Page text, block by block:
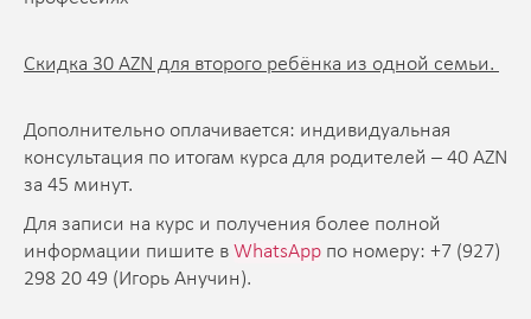
Скидка 30 AZN для второго ребёнка из одной семьи.
Дополнительно оплачивается: индивидуальная
консультация по итогам курса для родителей – 40 AZN
за 45 минут.
Для записи на курс и получения более полной
информации пишите в WhatsApp по номеру: +7 (927)
298 20 49 (Игорь Анучин).